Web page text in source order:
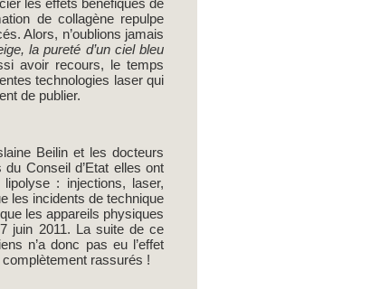
les effets bénéfiques de
de collagène repulpe
Alors, n’oublions jamais
la pureté d’un ciel bleu
avoir recours, le temps
technologies laser qui
de publier.
Beilin et les docteurs
Conseil d’Etat elles ont
: injections, laser,
les incidents de technique
les appareils physiques
juin 2011. La suite de ce
n’a donc pas eu l’effet
rassurés !